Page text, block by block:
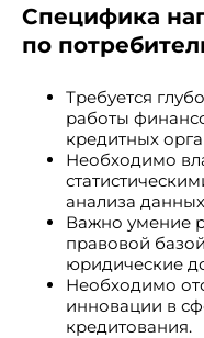
Специфика
по
Требуется
работы
кредитных
Необходимо
анализа
Важно умение
правовой
юридические
Необходимо
инновации в
кредитования.